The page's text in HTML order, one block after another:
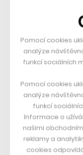
Pomocí cookies
analýze
funkcí sociálních
Pomocí cookies
analýze
funkcí
Informace o
našimi
reklamy a
cookies